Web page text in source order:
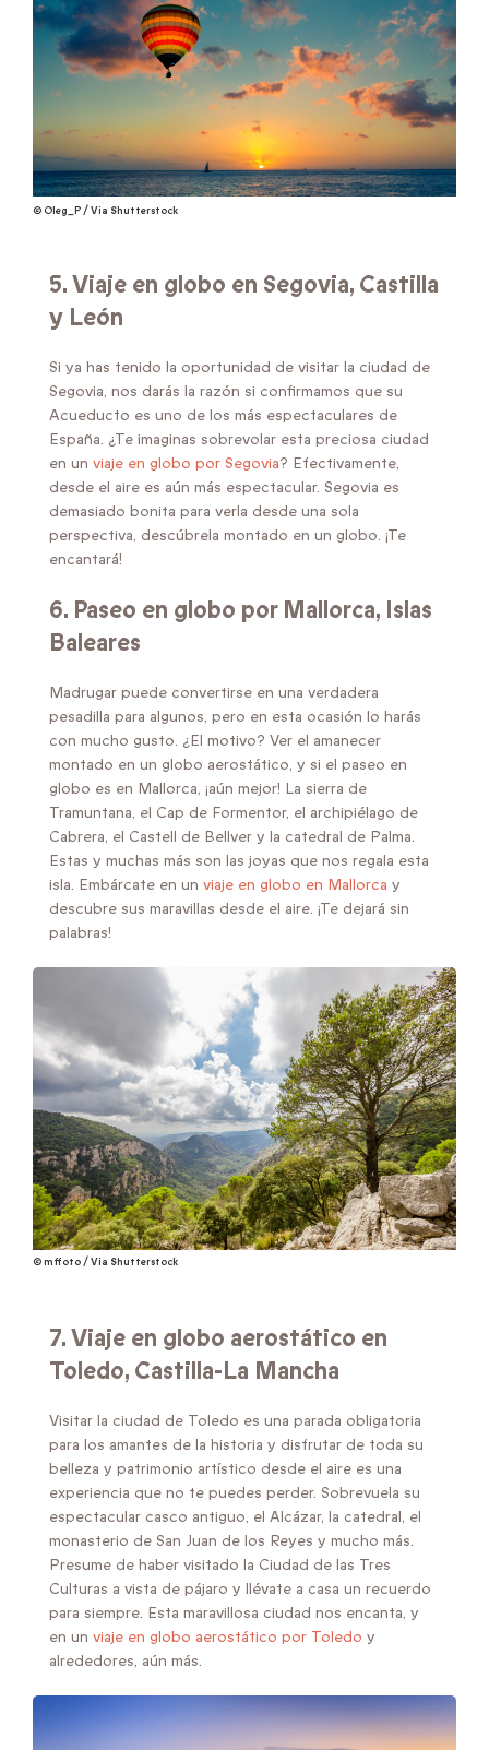
© Oleg_P / Via Shutterstock
5. Viaje en globo en Segovia, Castilla
y León
Si ya has tenido la oportunidad de visitar la ciudad de
Segovia, nos darás la razón si confirmamos que su
Acueducto es uno de los más espectaculares de
España. ¿Te imaginas sobrevolar esta preciosa ciudad
en un viaje en globo por Segovia? Efectivamente,
desde el aire es aún más espectacular. Segovia es
demasiado bonita para verla desde una sola
perspectiva, descúbrela montado en un globo. ¡Te
encantará!
6. Paseo en globo por Mallorca, Islas
Baleares
Madrugar puede convertirse en una verdadera
pesadilla para algunos, pero en esta ocasión lo harás
con mucho gusto. ¿El motivo? Ver el amanecer
montado en un globo aerostático, y si el paseo en
globo es en Mallorca, ¡aún mejor! La sierra de
Tramuntana, el Cap de Formentor, el archipiélago de
Cabrera, el Castell de Bellver y la catedral de Palma.
Estas y muchas más son las joyas que nos regala esta
isla. Embárcate en un viaje en globo en Mallorca y
descubre sus maravillas desde el aire. ¡Te dejará sin
palabras!
© mffoto / Via Shutterstock
7. Viaje en globo aerostático en
Toledo, Castilla-La Mancha
Visitar la ciudad de Toledo es una parada obligatoria
para los amantes de la historia y disfrutar de toda su
belleza y patrimonio artístico desde el aire es una
experiencia que no te puedes perder. Sobrevuela su
espectacular casco antiguo, el Alcázar, la catedral, el
monasterio de San Juan de los Reyes y mucho más.
Presume de haber visitado la Ciudad de las Tres
Culturas a vista de pájaro y llévate a casa un recuerdo
para siempre. Esta maravillosa ciudad nos encanta, y
en un viaje en globo aerostático por Toledo y
alrededores, aún más.